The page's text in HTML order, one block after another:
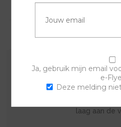
Met deze sierring en een
eigen horloge samenstellen.
laag aan de
Ja, gebruik mijn email
e-
Deze melding